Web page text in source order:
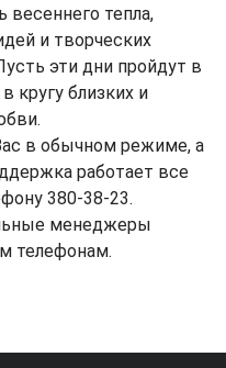
весеннего тепла,
и творческих
эти дни пройдут в
кругу близких и
в обычном режиме, а
работает все
380-38-23.
менеджеры
телефонам.